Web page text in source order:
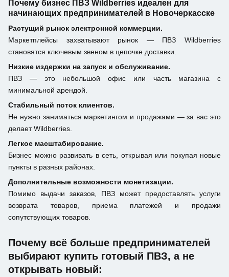
Почему бизнес ПВЗ Wildberries идеален для
начинающих предпринимателей в Новочеркасске
Растущий рынок электронной коммерции.
Маркетплейсы захватывают рынок — ПВЗ Wildberries
становятся ключевым звеном в цепочке доставки.
Низкие издержки на запуск и обслуживание.
ПВЗ — это небольшой офис или часть магазина с
минимальной арендой.
Стабильный поток клиентов.
Не нужно заниматься маркетингом и продажами — за вас это
делает Wildberries.
Легкое масштабирование.
Бизнес можно развивать в сеть, открывая или покупая новые
пункты в разных районах.
Дополнительные возможности монетизации.
Помимо выдачи заказов, ПВЗ может предоставлять услуги
возврата товаров, приема платежей и продажи
сопутствующих товаров.
Почему всё больше предпринимателей
выбирают купить готовый ПВЗ, а не
открывать новый: